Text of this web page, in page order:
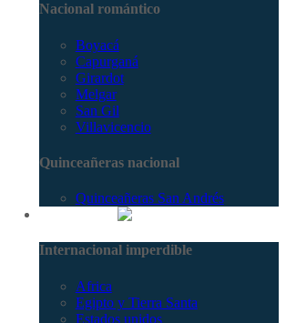
Nacional romántico
Boyacá
Capurganá
Girardot
Melgar
San Gil
Villavicencio
Quinceañeras nacional
Quinceañeras San Andrés
Internacional imperdible
Africa
Egipto y Tierra Santa
Estados unidos